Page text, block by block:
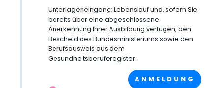
Unterlageneingang: Lebenslauf und, sofern Sie
bereits über eine abgeschlossene
Anerkennung Ihrer Ausbildung verfügen, den
Bescheid des Bundesministeriums sowie den
Berufsausweis aus dem
Gesundheitsberuferegister.
ANMELDUNG